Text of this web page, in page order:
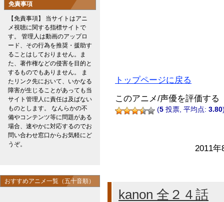
トップページに戻る
このアニメ/声優を評価する
(5 投票, 平均点: 3.80
2011
kanon 全２４話
免責事項
【免責事項】 当サイトはアニ
メ視聴に関する指標サイトで
す。 管理人は動画のアップロ
ード、その行為を推奨・援助す
ることはしておりません。ま
た、著作権などの侵害を目的と
するものでもありません。 ま
たリンク先において、いかなる
障害が生じることがあっても当
サイト管理人に責任は及ばない
ものとします。 なんらかの不
備やコンテンツ等に問題がある
場合、速やかに対応するのでお
問い合わせ窓口からお気軽にど
うぞ。
おすすめアニメ一覧（五十音順）